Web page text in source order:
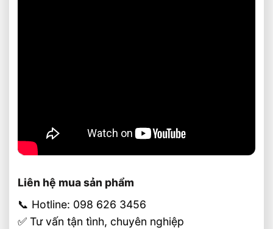
Liên hệ mua sản phẩm
📞 Hotline: 098 626 3456
✅ Tư vấn tận tình, chuyên nghiệp